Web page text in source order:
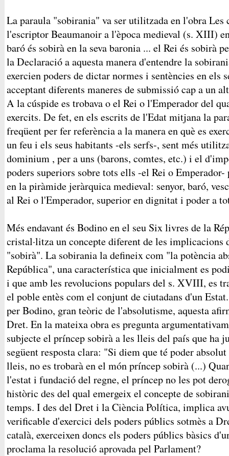
La paraula "sobirania" va ser utilitzada en l'obra Les
l'escriptor Beaumanoir a l'època medieval (s. XIII)
baró és sobirà en la seva baronia ... el Rei és sobirà
la Declaració a aquesta manera d'entendre la
exercien poders de dictar normes i sentències en els
acceptant diferents maneres de submissió cap a un
A la cúspide es trobava o el Rei o l'Emperador del
exercits. De fet, en els escrits de l'Edat mitjana la
freqüent per fer referència a la manera en què es
un feu i els seus habitants -els serfs-, sent més
dominium , per a uns (barons, comtes, etc.) i el
poders superiors sobre tots ells -el Rei o
en la piràmide jeràrquica medieval: senyor, baró,
al Rei o l'Emperador, superior en dignitat i poder a
Més endavant és Bodino en el seu Six livres de la
cristal·litza un concepte diferent de les implicacions
"sobirà". La sobirania la defineix com "la potència
República", una característica que inicialment es
i que amb les revolucions populars del s. XVIII, es
el poble entès com el conjunt de ciutadans d'un
per Bodino, gran teòric de l'absolutisme, aquesta
Dret. En la mateixa obra es pregunta
subjecte el príncep sobirà a les lleis del país que ha
següent resposta clara: "Si diem que té poder
lleis, no es trobarà en el món príncep sobirà (...)
l'estat i fundació del regne, el príncep no les pot
històric des del qual emergeix el concepte de
temps. I des del Dret i la Ciència Política, implica
verificable d'exercici dels poders públics sotmès a
català, exerceixen doncs els poders públics bàsics
proclama la resolució aprovada pel Parlament?